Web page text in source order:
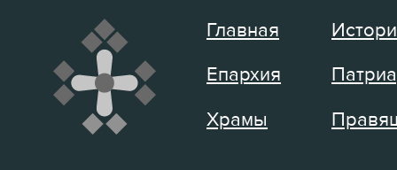
Главная
Епархия
Храмы